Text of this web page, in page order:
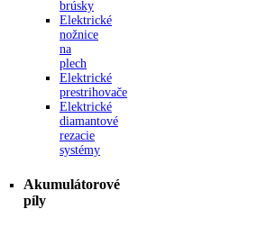
brúsky
Elektrické
nožnice
na
plech
Elektrické
prestrihovače
Elektrické
diamantové
rezacie
systémy
Akumulátorové
píly